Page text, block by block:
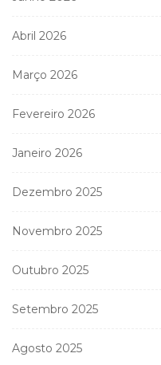
Abril 2026
Março 2026
Fevereiro 2026
Janeiro 2026
Dezembro 2025
Novembro 2025
Outubro 2025
Setembro 2025
Agosto 2025